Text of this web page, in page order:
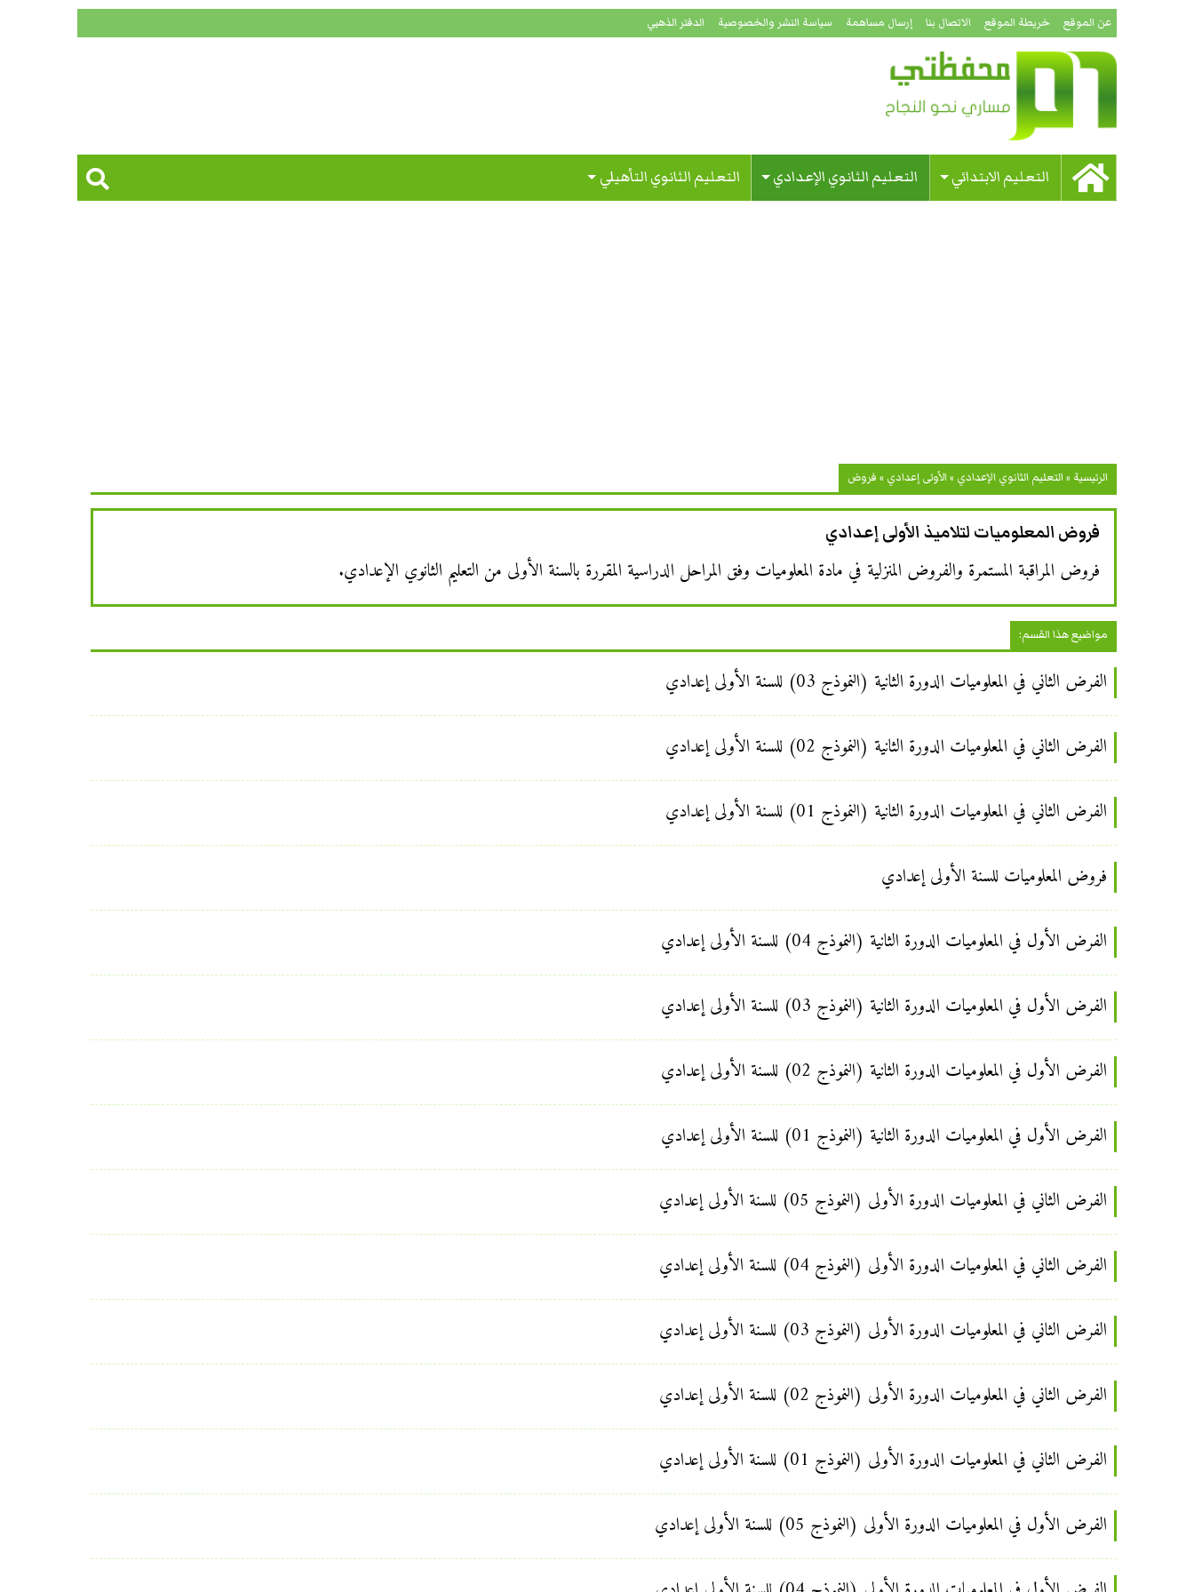
عن الموقع خريطة الموقع الاتصال بنا إرسال مساهمة سياسة النشر والخصوصية الدفتر الذهبي
التعليم الابتدائي التعليم الثانوي الإعدادي التعليم الثانوي التأهيلي
الرئيسية »التعليم الثانوي الإعدادي »الأولى إعدادي » فروض
فروض المعلوميات لتلاميذ الأولى إعدادي
فروض المراقبة المستمرة والفروض المنزلية في مادة المعلوميات وفق المراحل الدراسية المقررة بالسنة الأولى من التعليم الثانوي الإعدادي.
مواضيع هذا القسم:
الفرض الثاني في المعلوميات الدورة الثانية (النموذج 03) للسنة الأولى إعدادي
الفرض الثاني في المعلوميات الدورة الثانية (النموذج 02) للسنة الأولى إعدادي
الفرض الثاني في المعلوميات الدورة الثانية (النموذج 01) للسنة الأولى إعدادي
فروض المعلوميات للسنة الأولى إعدادي
الفرض الأول في المعلوميات الدورة الثانية (النموذج 04) للسنة الأولى إعدادي
الفرض الأول في المعلوميات الدورة الثانية (النموذج 03) للسنة الأولى إعدادي
الفرض الأول في المعلوميات الدورة الثانية (النموذج 02) للسنة الأولى إعدادي
الفرض الأول في المعلوميات الدورة الثانية (النموذج 01) للسنة الأولى إعدادي
الفرض الثاني في المعلوميات الدورة الأولى (النموذج 05) للسنة الأولى إعدادي
الفرض الثاني في المعلوميات الدورة الأولى (النموذج 04) للسنة الأولى إعدادي
الفرض الثاني في المعلوميات الدورة الأولى (النموذج 03) للسنة الأولى إعدادي
الفرض الثاني في المعلوميات الدورة الأولى (النموذج 02) للسنة الأولى إعدادي
الفرض الثاني في المعلوميات الدورة الأولى (النموذج 01) للسنة الأولى إعدادي
الفرض الأول في المعلوميات الدورة الأولى (النموذج 05) للسنة الأولى إعدادي